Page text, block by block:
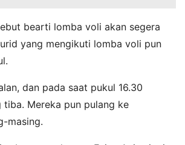
bearti lomba voli akan segera
yang mengikuti lomba voli pun
dan pada saat pukul 16.30
tiba. Mereka pun pulang ke
masing.